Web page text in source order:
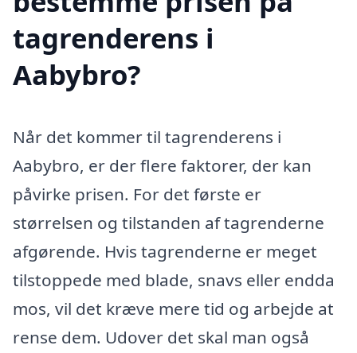
tagrenderens i
Aabybro?
Når det kommer til tagrenderens i
Aabybro, er der flere faktorer, der kan
påvirke prisen. For det første er
størrelsen og tilstanden af tagrenderne
afgørende. Hvis tagrenderne er meget
tilstoppede med blade, snavs eller endda
mos, vil det kræve mere tid og arbejde at
rense dem. Udover det skal man også